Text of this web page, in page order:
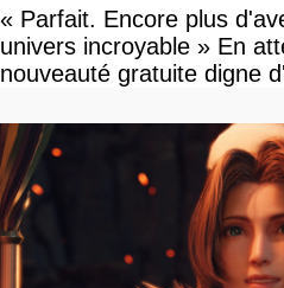
« Parfait. Encore plus
univers incroyable » En
nouveauté gratuite digne